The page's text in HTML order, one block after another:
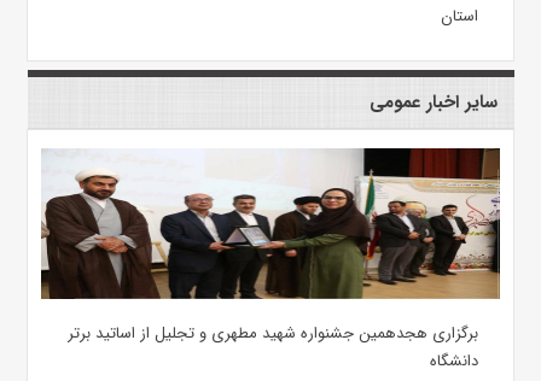
استان
سایر اخبار عمومی
برگزاری هجدهمین جشنواره شهید مطهری و تجلیل از اساتید برتر
دانشگاه